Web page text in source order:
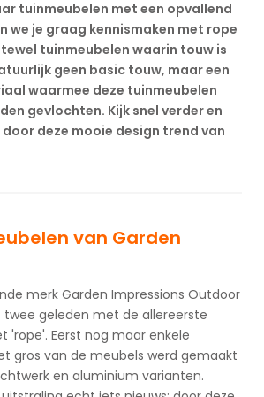
tuinmeubelen met een opvallend
we je graag kennismaken met rope
tuinmeubelen waarin touw is
geen basic touw, maar een
waarmee deze tuinmeubelen
gevlochten. Kijk snel verder en
deze mooie design trend van
van Garden
merk Garden Impressions Outdoor
geleden met de allereerste
'rope'. Eerst nog maar enkele
gros van de meubels werd gemaakt
en aluminium varianten.